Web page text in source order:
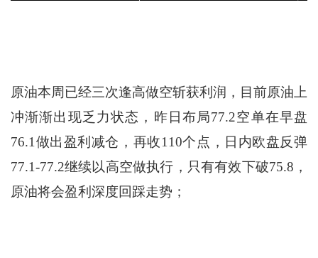
原油本周已经三次逢高做空斩获利润，目前原油上
冲渐渐出现乏力状态，昨日布局77.2空单在早盘
76.1做出盈利减仓，再收110个点，日内欧盘反弹
77.1-77.2继续以高空做执行，只有有效下破75.8，
原油将会盈利深度回踩走势；